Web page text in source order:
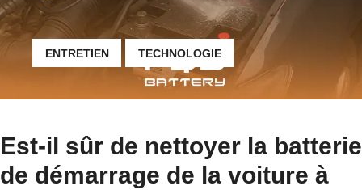
ENTRETIEN TECHNOLOGIE
Est-il sûr de nettoyer la batterie
de démarrage de la voiture à